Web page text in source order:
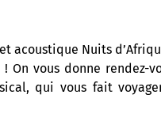
acoustique Nuits
vous donne rendez-
qui vous fait